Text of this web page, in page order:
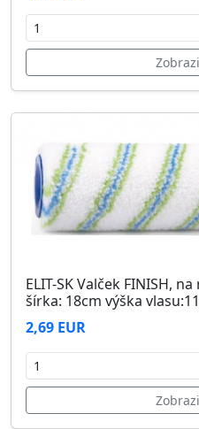
ELIT-SK Valček FINISH,
šírka: 18cm výška
2,69 EUR